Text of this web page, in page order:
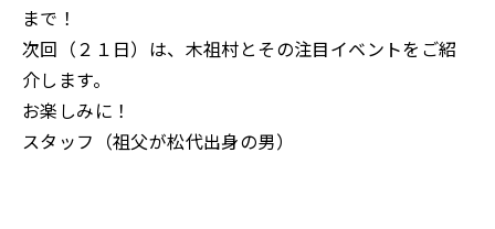
まで！
次回（２１日）は、木祖村とその注目イベントをご紹
介します。
お楽しみに！
スタッフ（祖父が松代出身の男）